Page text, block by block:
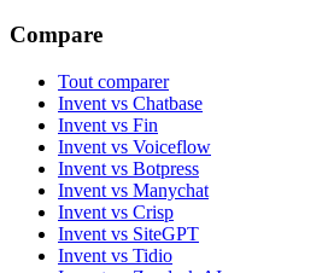
Compare
Tout comparer
Invent vs Chatbase
Invent vs Fin
Invent vs Voiceflow
Invent vs Botpress
Invent vs Manychat
Invent vs Crisp
Invent vs SiteGPT
Invent vs Tidio